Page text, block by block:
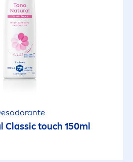
Classic touch 150ml